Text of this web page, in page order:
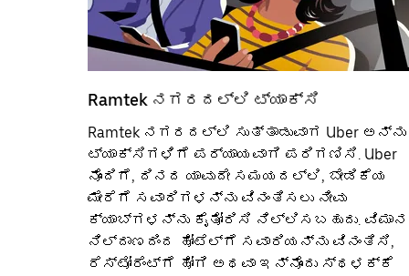
Ramtek‌ ನಗರದಲ್ಲಿ ಟ್ಯಾಕ್ಸಿ
Ramtek ನಗರದಲ್ಲಿ ಸುತ್ತಾಡುವಾಗ Uber ಅನ್ನು
ಟ್ಯಾಕ್ಸಿಗಳಿಗೆ ಪರ್ಯಾಯವಾಗಿ ಪರಿಗಣಿಸಿ. Uber
ನೊಂದಿಗೆ, ದಿನದ ಯಾವುದೇ ಸಮಯದಲ್ಲಿ, ಬೇಡಿಕೆಯ
ಮೇರೆಗೆ ಸವಾರಿಗಳನ್ನು ವಿನಂತಿಸಲು ನೀವು
ಕ್ಯಾಬ್‌ಗಳನ್ನು ಕೈತೋರಿಸಿ ನಿಲ್ಲಿಸಬಹುದು. ವಿಮಾನ
ನಿಲ್ದಾಣದಿಂದ ಹೋಟೆಲ್‌ಗೆ ಸವಾರಿಯನ್ನು ವಿನಂತಿಸಿ,
ರೆಸ್ಟೋರೆಂಟ್‌ಗೆ ಹೋಗಿ ಅಥವಾ ಇನ್ನೊಂದು ಸ್ಥಳಕ್ಕೆ